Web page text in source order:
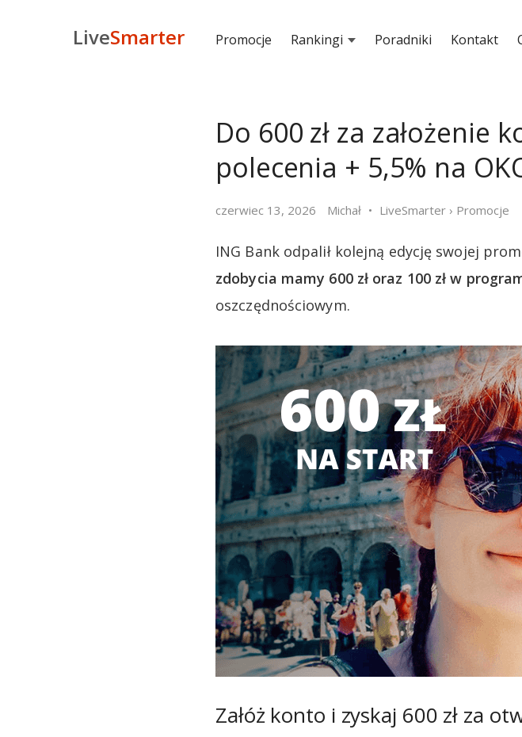
LiveSmarter Promocje Rankingi Poradniki Kontakt
Do 600 zł za założenie
polecenia + 5,5% na
czerwiec 13, 2026 Michał LiveSmarter › Promocje
ING Bank odpalił kolejną edycję swojej
zdobycia mamy 600 zł oraz 100 zł w
oszczędnościowym.
Załóż konto i zyskaj 600 zł za